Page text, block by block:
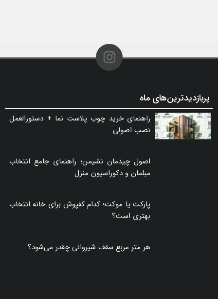
پربازدیدترین‌های ماه
راهنمای خرید چوب پلاست نما + دستورالعمل
نصب اصولی
اصول چیدمان نشیمن؛ راهنمای جامع انتخاب
مبلمان و دکوراسیون منزل
پارکت یا موکت؛ کدام کفپوش برای خانه انتخاب
بهتری است؟
هر متر مربع سقف شیروانی چقدر می‌شود؟